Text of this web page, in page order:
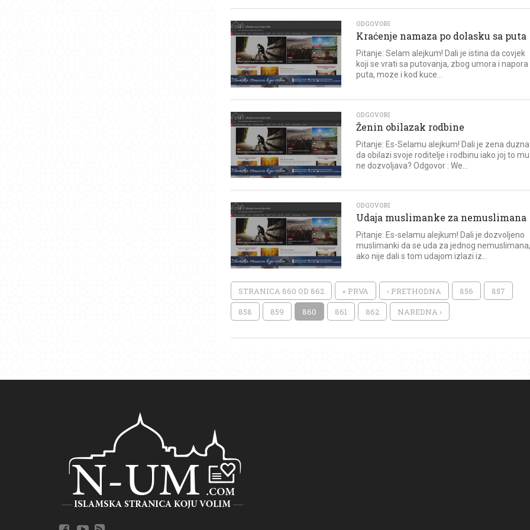
ODGOVORI
Kraćenje namaza po dolasku sa puta
Pitanje: Selam alejkum! Dali je istina da covjek
koji se vrati sa putovanja, zbog umora i napora
puta, moze i kod kuce...
ODGOVORI
Ženin obilazak rodbine
Pitanje: Es-Selamu alejkum! Dali je zena duzna
da obilazi svoje roditelje i rodbinu iako joj to
ne dozvoljava? Odgovor : We...
ODGOVORI
Udaja muslimanke za nemuslimana
Pitanje: Es-selamu alejkum! Dali je dozvoljeno
muslimanki da se uda za jednog
ako nije dali s tom udajom izlazi iz...
STRANICA 860 OD 862 « PRVA ‹ PRETHODNA 856 857
858 859 860 861 862 NAREDNA ›